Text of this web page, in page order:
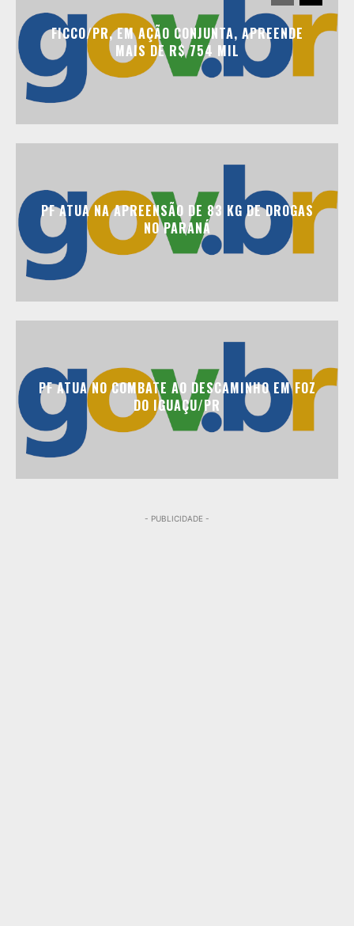
FICCO/PR, EM AÇÃO CONJUNTA, APREENDE
MAIS DE R$ 754 MIL
PF ATUA NA APREENSÃO DE 83 KG DE DROGAS
NO PARANÁ
PF ATUA NO COMBATE AO DESCAMINHO EM FOZ
DO IGUAÇU/PR
- PUBLICIDADE -